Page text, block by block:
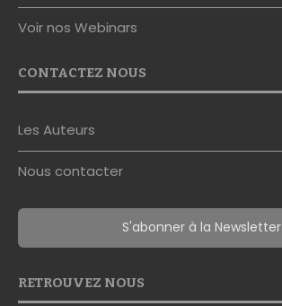
Voir nos Webinars
CONTACTEZ NOUS
Les Auteurs
Nous contacter
S'abonner à la Newsletter
RETROUVEZ NOUS